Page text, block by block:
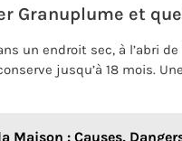
Granuplume et
un endroit sec, à l’abri
jusqu’à 18 mois.
Maison : Causes,